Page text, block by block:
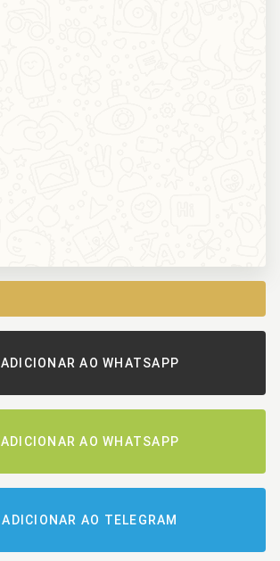
ADICIONAR AO WHATSAPP
ADICIONAR AO WHATSAPP
ADICIONAR AO TELEGRAM